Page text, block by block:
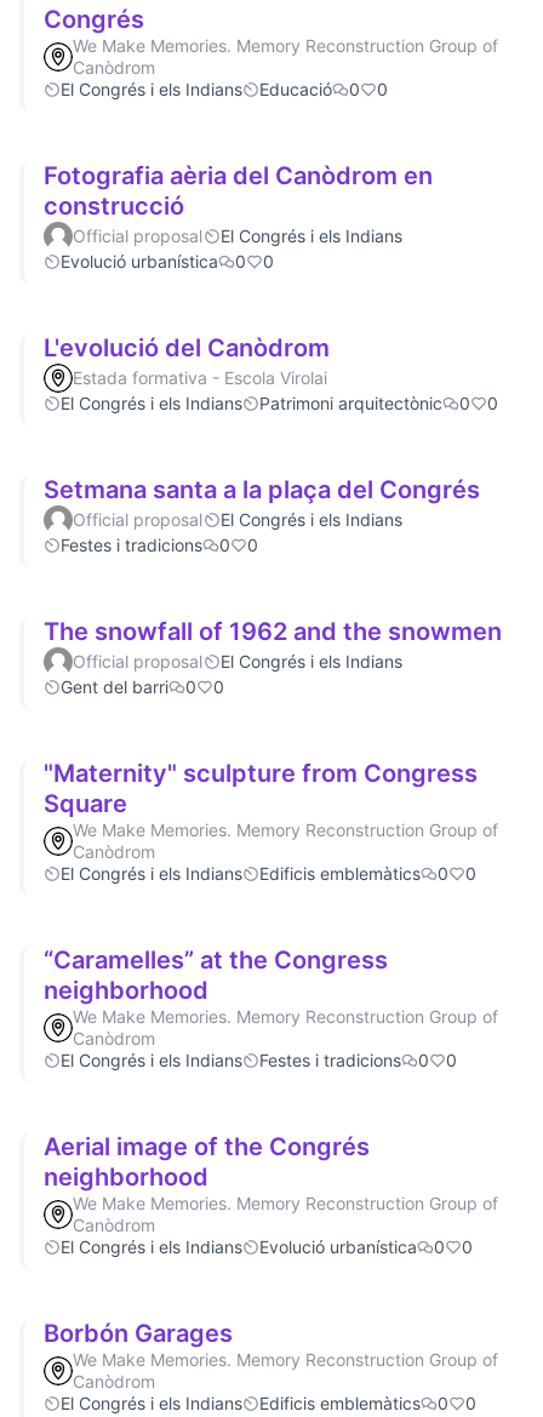
Congrés
We Make Memories. Memory Reconstruction Group of
Canòdrom
El Congrés i els Indians
Educació 0 0
Fotografia aèria del Canòdrom en
construcció
Official proposal
El Congrés i els Indians
Evolució urbanística
0 0
L'evolució del Canòdrom
Estada formativa - Escola Virolai
El Congrés i els Indians
Patrimoni arquitectònic 0 0
Setmana santa a la plaça del Congrés
Official proposal
El Congrés i els Indians
Festes i tradicions
0 0
The snowfall of 1962 and the snowmen
Official proposal
El Congrés i els Indians
Gent del barri
0 0
"Maternity" sculpture from Congress
Square
We Make Memories. Memory Reconstruction Group of
Canòdrom
El Congrés i els Indians
Edificis emblemàtics 0 0
“Caramelles” at the Congress
neighborhood
We Make Memories. Memory Reconstruction Group of
Canòdrom
El Congrés i els Indians
Festes i tradicions 0 0
Aerial image of the Congrés
neighborhood
We Make Memories. Memory Reconstruction Group of
Canòdrom
El Congrés i els Indians
Evolució urbanística 0 0
Borbón Garages
We Make Memories. Memory Reconstruction Group of
Canòdrom
El Congrés i els Indians
Edificis emblemàtics 0 0